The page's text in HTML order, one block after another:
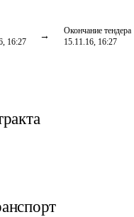
16:27
Окончание тендера
15.11.16, 16:27